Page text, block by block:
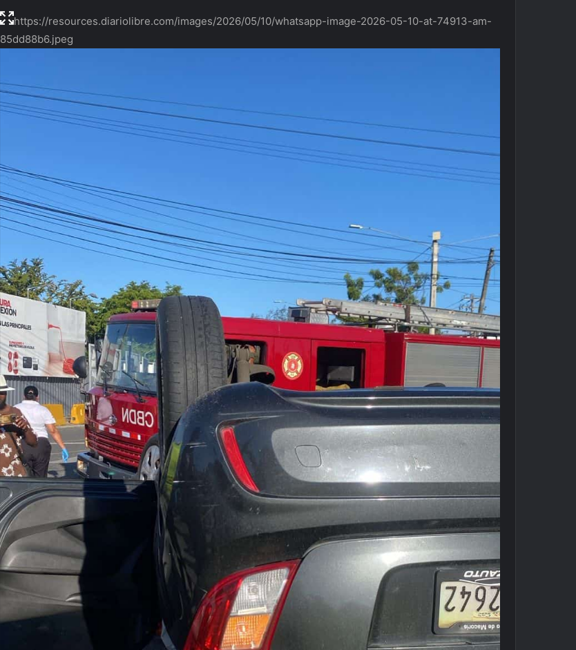
https://resources.diariolibre.com/images/2026/05/10/whatsapp-image-2026-05-10-at-74913-am-
85dd88b6.jpeg